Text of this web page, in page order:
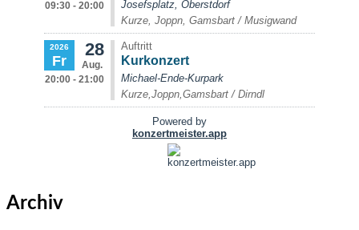
Archiv